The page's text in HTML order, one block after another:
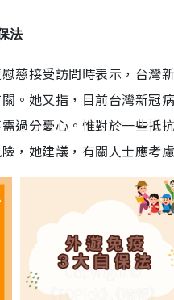
法
慈接受訪問時表示，台灣
。她又指，目前台灣新冠
過分憂心。惟對於一些抵
，她建議，有關人士應考